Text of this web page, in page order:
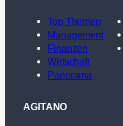
Top Themen
Management
Finanzen
Wirtschaft
Panorama
AGITANO